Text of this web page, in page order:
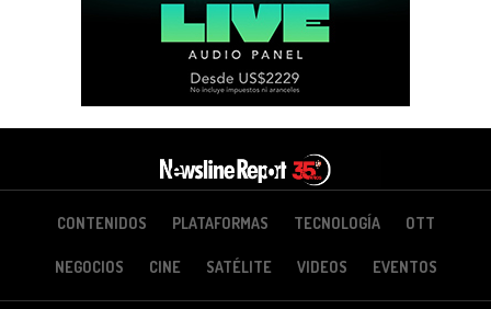
CONTENIDOS PLATAFORMAS TECNOLOGÍA OTT
NEGOCIOS CINE SATÉLITE VIDEOS EVENTOS